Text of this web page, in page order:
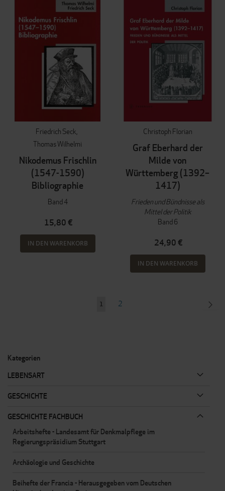
Friedrich Seck
Thomas Wilhelmi
Nikodemus Frischlin
(1547-1590)
Bibliographie
Band 4
15,80 €
IN DEN WARENKORB
Christoph Florian
Graf Eberhard der
Milde von
Württemberg (1392–
1417)
Frieden und Bündnisse als
Mittel der Politik
Band 6
24,90 €
IN DEN WARENKORB
Seite
Sie
1 Seite
2
Kategorien
LEBENSART
GESCHICHTE
GESCHICHTE FACHBUCH
Arbeitshefte - Landesamt für Denkmalpflege im
Regierungspräsidium Stuttgart
Archäologie und Geschichte
Beihefte der Francia - Herausgegeben vom Deutschen